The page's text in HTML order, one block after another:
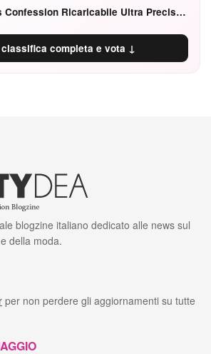
Hourglass Confession Ricaricabile Ultra Preciso Ad Alta Intensità Secretly Classic Red
classifica completa e vota ↓
blogzine italiano dedicato alle news sul
della moda.
per non perdere gli aggiornamenti su tutte